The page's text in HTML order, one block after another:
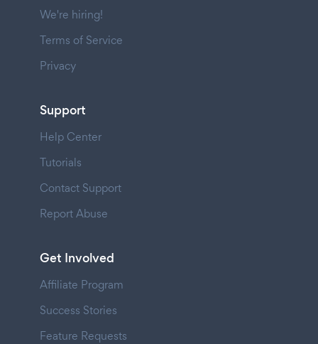
We're hiring!
Terms of Service
Privacy
Support
Help Center
Tutorials
Contact Support
Report Abuse
Get Involved
Affiliate Program
Success Stories
Feature Requests